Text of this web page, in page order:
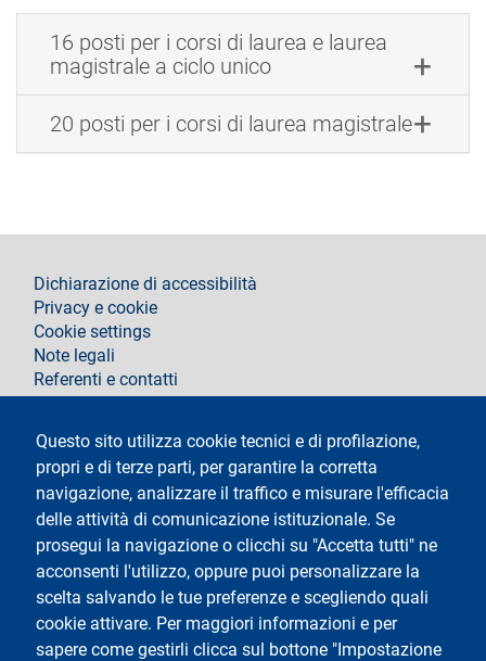
16 posti per i corsi di laurea e laurea
magistrale a ciclo unico
20 posti per i corsi di laurea magistrale
Questo sito utilizza cookie tecnici e di profilazione,
propri e di terze parti, per garantire la corretta
navigazione, analizzare il traffico e misurare l'efficacia
delle attività di comunicazione istituzionale. Se
prosegui la navigazione o clicchi su "Accetta tutti" ne
acconsenti l'utilizzo, oppure puoi personalizzare la
scelta salvando le tue preferenze e scegliendo quali
cookie attivare. Per maggiori informazioni e per
sapere come gestirli clicca sul bottone "Impostazione
footer
Dichiarazione di accessibilità
Privacy e cookie
Cookie settings
Note legali
Referenti e contatti
Testo
Università degli Studi di Milano
Via Festa del Perdono 7 - 20122 Milano
Tel.+39 02 5032 5032
Posta elettronica certificata